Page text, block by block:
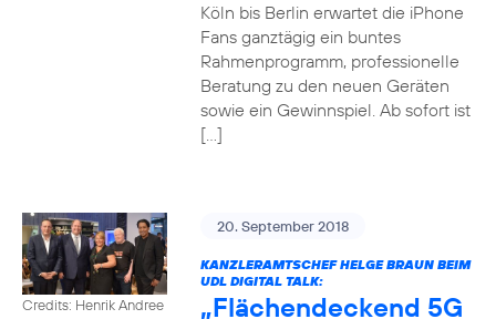
Köln bis Berlin erwartet die iPhone
Fans ganztägig ein buntes
Rahmenprogramm, professionelle
Beratung zu den neuen Geräten
sowie ein Gewinnspiel. Ab sofort ist
[…]
Credits: Henrik Andree
20. September 2018
KANZLERAMTSCHEF HELGE BRAUN BEIM
UDL DIGITAL TALK:
„Flächendeckend 5G